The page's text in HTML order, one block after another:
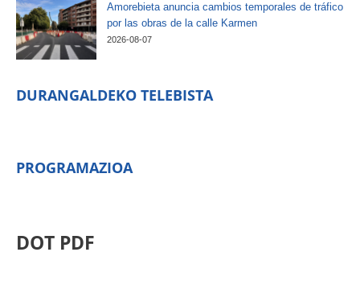
Amorebieta anuncia cambios temporales de tráfico
por las obras de la calle Karmen
2026-08-07
DURANGALDEKO TELEBISTA
PROGRAMAZIOA
DOT PDF